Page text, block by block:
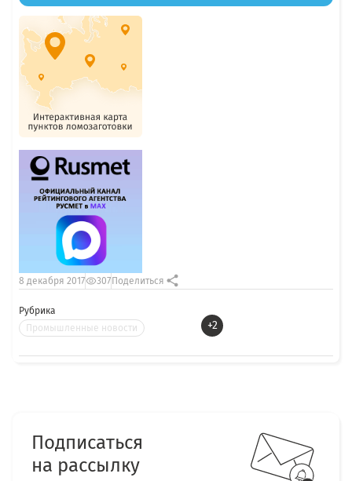
Рубрика
Промышленные новости
+2
8 декабря 2017 307Поделиться
Подписаться
на рассылку